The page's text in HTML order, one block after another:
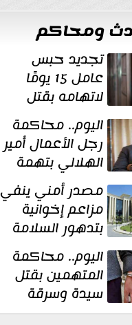
ومحاكم
تجديد حبس
عامل 15 يومًا
لاتهامه بقتل
زوجته طعنًا
بشبرا...
اليوم.. محاكمة
رجل الأعمال أمير
الهلالي بتهمة
غسل الأموال
مصدر أمني ينفي
مزاعم إخوانية
بتدهور السلامة
الإنشائية لأحد
والتأهيل
اليوم.. محاكمة
المتهمين بقتل
سيدة وسرقة
ذهبها في بولاق